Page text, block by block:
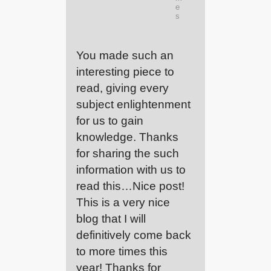
e
s
You made such an
interesting piece to
read, giving every
subject enlightenment
for us to gain
knowledge. Thanks
for sharing the such
information with us to
read this…Nice post!
This is a very nice
blog that I will
definitively come back
to more times this
year! Thanks for